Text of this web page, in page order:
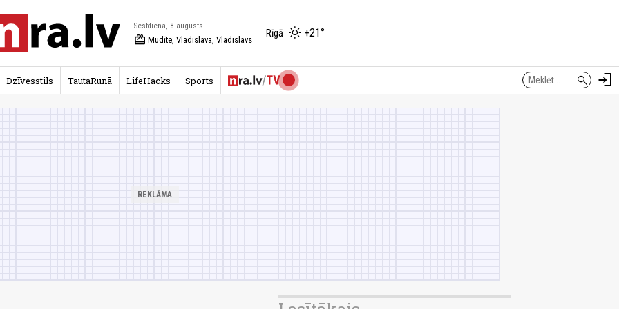
Sestdiena, 8.augusts
redeem Mudīte, Vladislava, Vladislavs
Rīgā +21°
search login
Dzīvesstils TautaRunā LifeHacks Sports